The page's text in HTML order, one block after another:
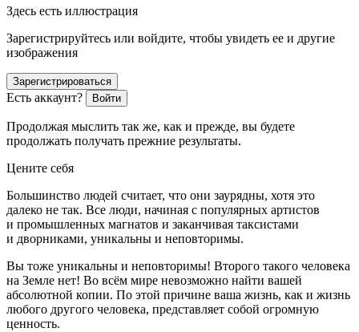
Здесь есть иллюстрация
Зарегистрируйтесь или войдите, чтобы увидеть ее и другие
изображения
Зарегистрироваться
Есть аккаунт? Войти
Продолжая мыслить так же, как и прежде, вы будете
продолжать получать прежние результаты.
Цените себя
Большинство людей считает, что они заурядны, хотя это
далеко не так. Все люди, начиная с популярных артистов
и промышленных магнатов и заканчивая таксистами
и дворниками, уникальны и неповторимы.
Вы тоже уникальны и неповторимы! Второго такого человека
на Земле нет! Во всём мире невозможно найти вашей
абсолютной копии. По этой причине ваша жизнь, как и жизнь
любого другого человека, представляет собой огромную
ценность.